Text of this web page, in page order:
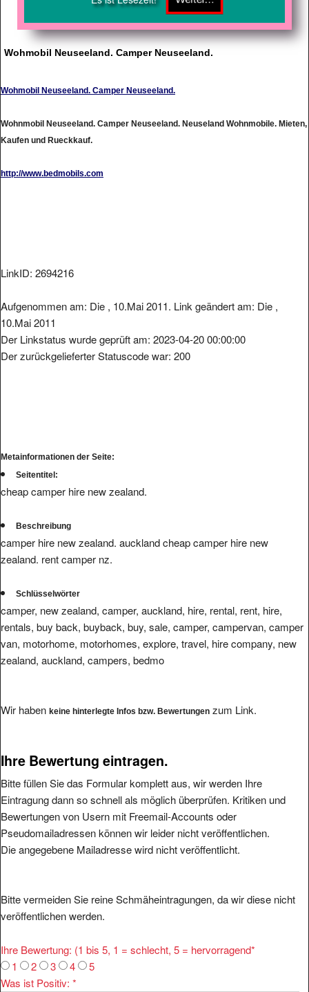
Wohmobil Neuseeland. Camper Neuseeland.
Wohmobil Neuseeland. Camper Neuseeland.
Wohnmobil Neuseeland. Camper Neuseeland. Neuseland Wohnmobile. Mieten,
Kaufen und Rueckkauf.
http://www.bedmobils.com
LinkID: 2694216
Aufgenommen am: Die , 10.Mai 2011. Link geändert am: Die ,
10.Mai 2011
Der Linkstatus wurde geprüft am: 2023-04-20 00:00:00
Der zurückgelieferter Statuscode war: 200
Metainformationen der Seite:
Seitentitel:
cheap camper hire new zealand.
Beschreibung
camper hire new zealand. auckland cheap camper hire new
zealand. rent camper nz.
Schlüsselwörter
camper, new zealand, camper, auckland, hire, rental, rent, hire,
rentals, buy back, buyback, buy, sale, camper, campervan, camper
van, motorhome, motorhomes, explore, travel, hire company, new
zealand, auckland, campers, bedmo
Wir haben keine hinterlegte Infos bzw. Bewertungen zum Link.
Ihre Bewertung eintragen.
Bitte füllen Sie das Formular komplett aus, wir werden Ihre
Eintragung dann so schnell als möglich überprüfen. Kritiken und
Bewertungen von Usern mit Freemail-Accounts oder
Pseudomailadressen können wir leider nicht veröffentlichen.
Die angegebene Mailadresse wird nicht veröffentlicht.
Bitte vermeiden Sie reine Schmäheintragungen, da wir diese nicht
veröffentlichen werden.
Ihre Bewertung: (1 bis 5, 1 = schlecht, 5 = hervorragend*
1
2 3 4
5
Was ist Positiv: *